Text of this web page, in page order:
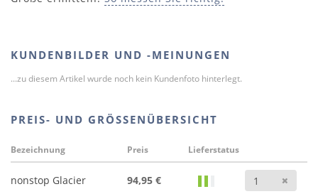
KUNDENBILDER UND -MEINUNGEN
...zu diesem Artikel wurde noch kein Kundenfoto hinterlegt.
PREIS- UND GRÖSSENÜBERSICHT
Bezeichnung Preis Lieferstatus
nonstop Glacier
94,95 €